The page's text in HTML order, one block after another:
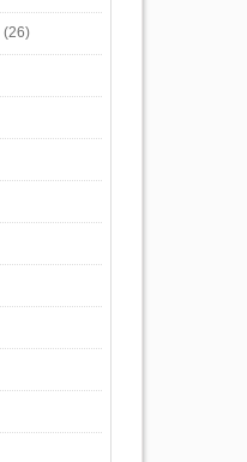
(26)